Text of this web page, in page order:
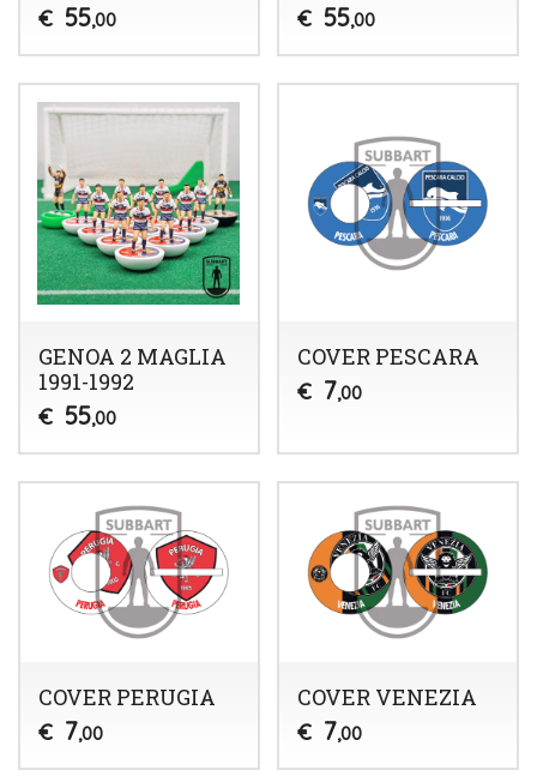
€ 55,00 € 55,00
GENOA 2 MAGLIA
1991-1992
€ 55,00
COVER PESCARA
€ 7,00
COVER PERUGIA
€ 7,00
COVER VENEZIA
€ 7,00